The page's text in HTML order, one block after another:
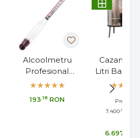
Alcoolmetru
Profesional
Cartier/Lussac 0-
France, 17cm
193,18 RON
Cazan
Litri
Pret RRP:
7.400,00
6.697